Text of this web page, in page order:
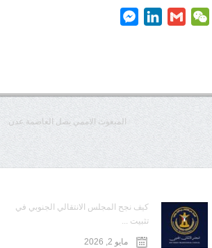
Telegram
WeChat
Gmail
LinkedIn
المبعوث الاممي يصل العاصمة عدن
كيف نجح المجلس الانتقالي الجنوبي في
تثبيت ...
مايو 2, 2026